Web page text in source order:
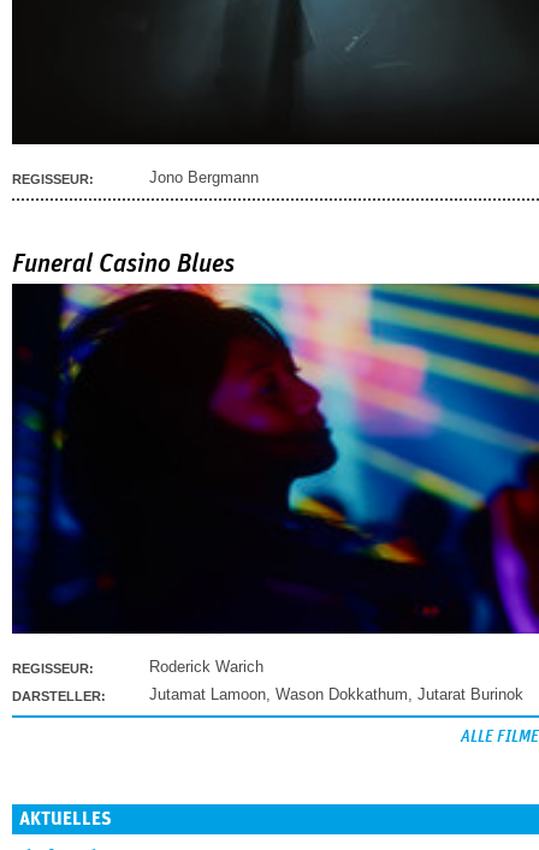
REGISSEUR: Jono Bergmann
Funeral Casino Blues
REGISSEUR: Roderick Warich
DARSTELLER: Jutamat Lamoon, Wason Dokkathum, Jutarat Burinok
ALLE FILME
AKTUELLES